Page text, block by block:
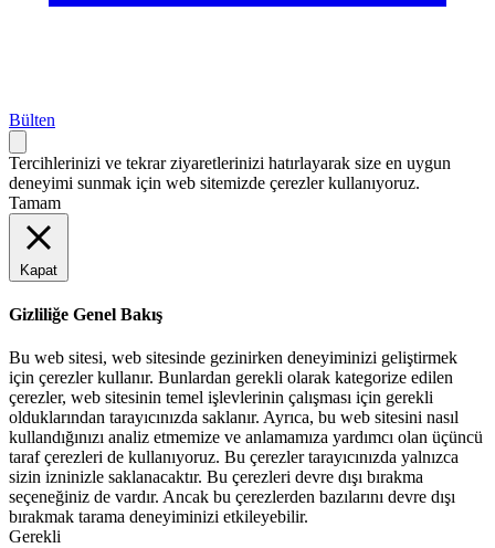
Bülten
Tercihlerinizi ve tekrar ziyaretlerinizi hatırlayarak size en uygun
deneyimi sunmak için web sitemizde çerezler kullanıyoruz.
Tamam
Kapat
Gizliliğe Genel Bakış
Bu web sitesi, web sitesinde gezinirken deneyiminizi geliştirmek
için çerezler kullanır. Bunlardan gerekli olarak kategorize edilen
çerezler, web sitesinin temel işlevlerinin çalışması için gerekli
olduklarından tarayıcınızda saklanır. Ayrıca, bu web sitesini nasıl
kullandığınızı analiz etmemize ve anlamamıza yardımcı olan üçüncü
taraf çerezleri de kullanıyoruz. Bu çerezler tarayıcınızda yalnızca
sizin izninizle saklanacaktır. Bu çerezleri devre dışı bırakma
seçeneğiniz de vardır. Ancak bu çerezlerden bazılarını devre dışı
bırakmak tarama deneyiminizi etkileyebilir.
Gerekli